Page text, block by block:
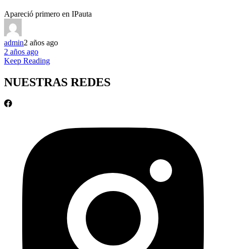
Apareció primero en IPauta
admin2 años ago
2 años ago
Keep Reading
NUESTRAS REDES